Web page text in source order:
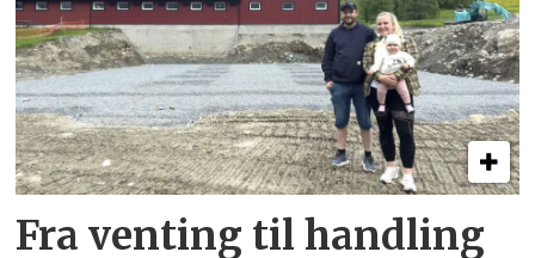
Fra venting til handling